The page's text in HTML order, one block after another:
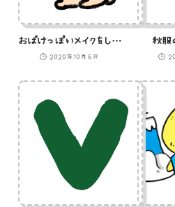
おばけっぽいメイクをしたうさぎのイラスト
2020年10月6日
秋服